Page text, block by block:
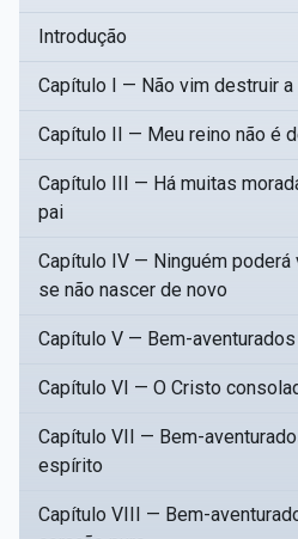
Introdução
Capítulo I — Não vim destruir a
Capítulo II — Meu reino não é
Capítulo III — Há muitas
pai
Capítulo IV — Ninguém poderá
se não nascer de novo
Capítulo V — Bem-
Capítulo VI — O Cristo
Capítulo VII — Bem-
espírito
Capítulo VIII — Bem-